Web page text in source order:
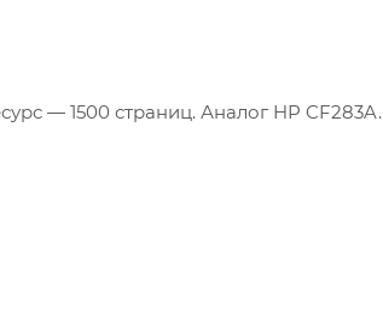
— 1500 страниц. Аналог HP CF283A.